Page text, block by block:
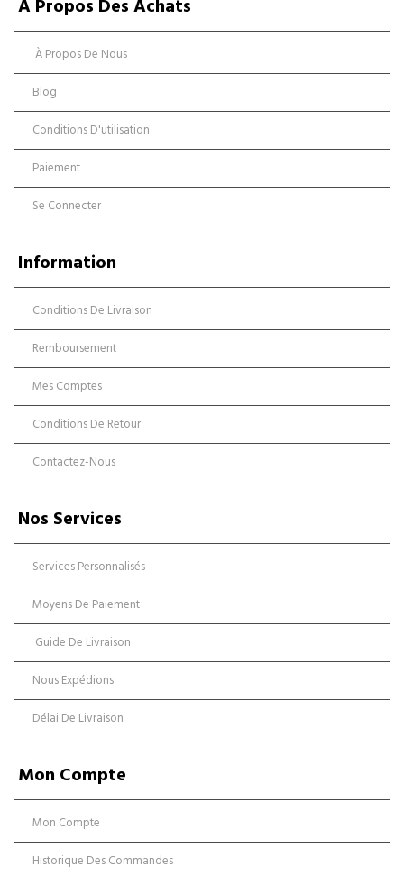
À Propos Des Achats
À Propos De Nous
Blog
Conditions D'utilisation
Paiement
Se Connecter
Information
Conditions De Livraison
Remboursement
Mes Comptes
Conditions De Retour
Contactez-Nous
Nos Services
Services Personnalisés
Moyens De Paiement
Guide De Livraison
Nous Expédions
Délai De Livraison
Mon Compte
Mon Compte
Historique Des Commandes